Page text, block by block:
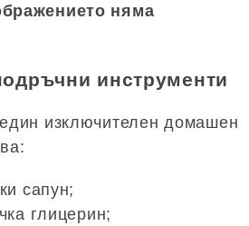
няма
инструменти
изключителен домашен
сапун;
глицерин;